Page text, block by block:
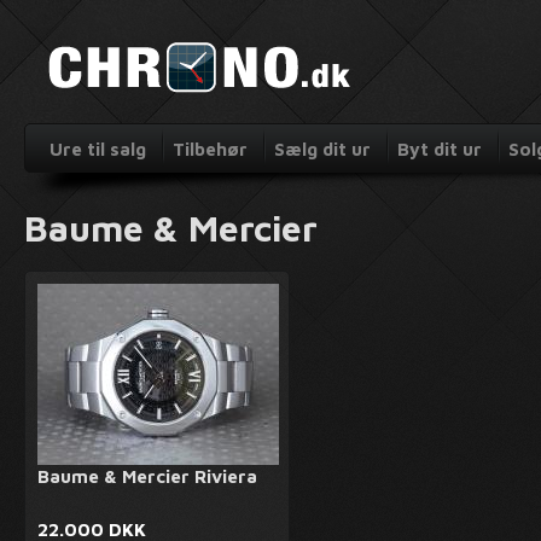
Ure til salg Tilbehør Sælg dit ur Byt dit ur
Baume & Mercier
Baume & Mercier Riviera
22.000 DKK